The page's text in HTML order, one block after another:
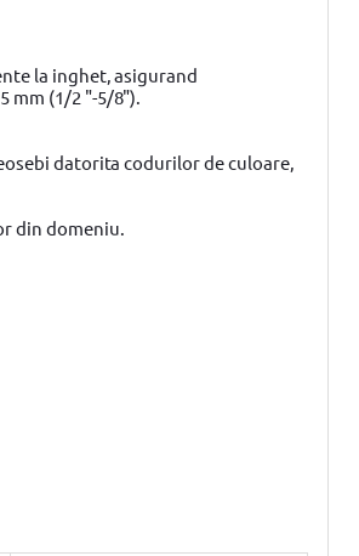
la inghet, asigurand
mm (1/2 "-5/8").
datorita codurilor de culoare,
din domeniu.